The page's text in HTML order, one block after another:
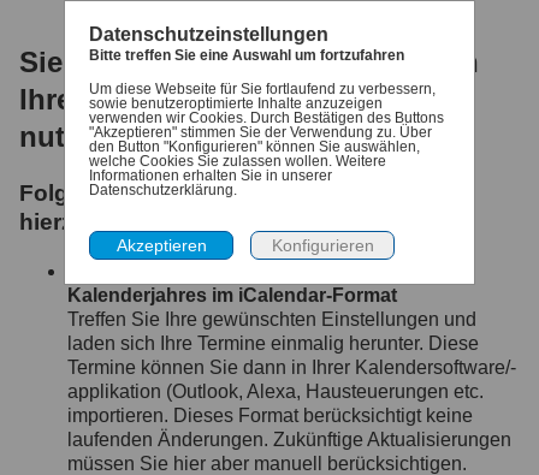
Sie möchten Ihre Abfalltermine in
Ihrem persönlichen Kalender
nutzen?
Folgende Möglichkeiten bieten wir Ihnen
hierzu an:
Kalenderjahres im iCalendar-Format
Treffen Sie Ihre gewünschten Einstellungen und
laden sich Ihre Termine einmalig herunter. Diese
Termine können Sie dann in Ihrer Kalendersoftware/-
applikation (Outlook, Alexa, Hausteuerungen etc.
importieren. Dieses Format berücksichtigt keine
laufenden Änderungen. Zukünftige Aktualisierungen
müssen Sie hier aber manuell berücksichtigen.
Datenschutzeinstellungen
Bitte treffen Sie eine Auswahl um fortzufahren
Um diese Webseite für Sie fortlaufend zu verbessern,
sowie benutzeroptimierte Inhalte anzuzeigen
verwenden wir Cookies. Durch Bestätigen des Buttons
"Akzeptieren" stimmen Sie der Verwendung zu. Über
den Button "Konfigurieren" können Sie auswählen,
welche Cookies Sie zulassen wollen. Weitere
Informationen erhalten Sie in unserer
Datenschutzerklärung.